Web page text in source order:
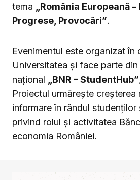
tema
„România Europeană –
Progrese, Provocări”.
Evenimentul este organizat în
Universitatea și face parte
național
„BNR – StudentHub”
Proiectul urmărește creșterea
informare în rândul
privind rolul și activitatea
economia României.